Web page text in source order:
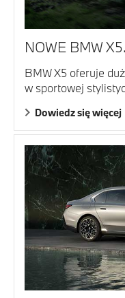
NOWE BMW X5.
BMW X5 oferuje
w sportowej
Dowiedz się więcej